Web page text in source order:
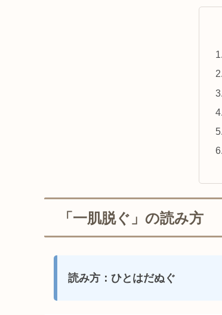
「一肌脱ぐ」の読み方
読み方：ひとはだぬぐ